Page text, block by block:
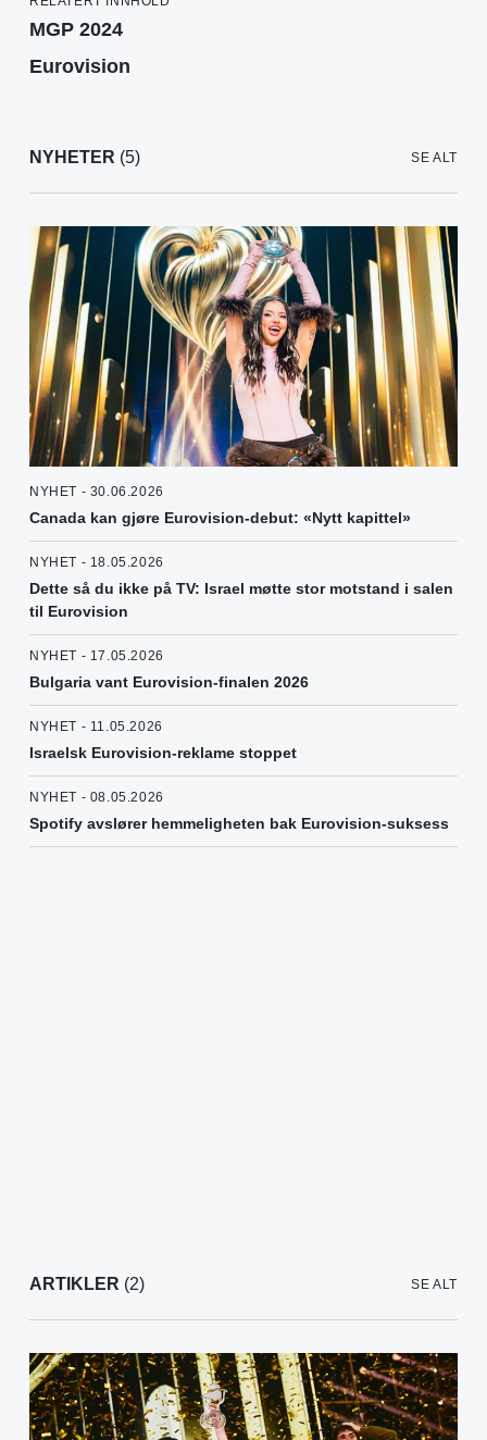
MGP 2024
Eurovision
NYHETER (5) SE ALT
NYHET - 30.06.2026
Canada kan gjøre Eurovision-debut: «Nytt kapittel»
NYHET - 18.05.2026
Dette så du ikke på TV: Israel møtte stor motstand i salen
til Eurovision
NYHET - 17.05.2026
Bulgaria vant Eurovision-finalen 2026
NYHET - 11.05.2026
Israelsk Eurovision-reklame stoppet
NYHET - 08.05.2026
Spotify avslører hemmeligheten bak Eurovision-suksess
ARTIKLER (2) SE ALT